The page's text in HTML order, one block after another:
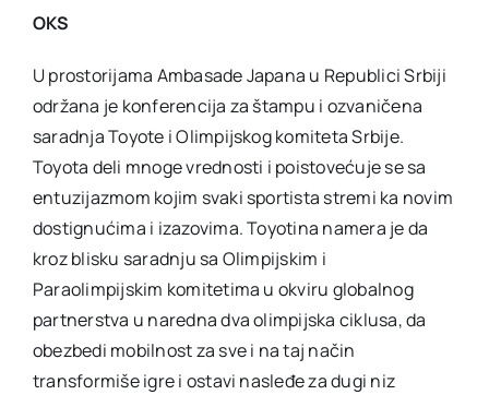
OKS
U prostorijama Ambasade Japana u Republici Srbiji
održana je konferencija za štampu i ozvaničena
saradnja Toyote i Olimpijskog komiteta Srbije.
Toyota deli mnoge vrednosti i poistovećuje se sa
entuzijazmom kojim svaki sportista stremi ka novim
dostignućima i izazovima. Toyotina namera je da
kroz blisku saradnju sa Olimpijskim i
Paraolimpijskim komitetima u okviru globalnog
partnerstva u naredna dva olimpijska ciklusa, da
obezbedi mobilnost za sve i na taj način
transformiše igre i ostavi nasleđe za dugi niz